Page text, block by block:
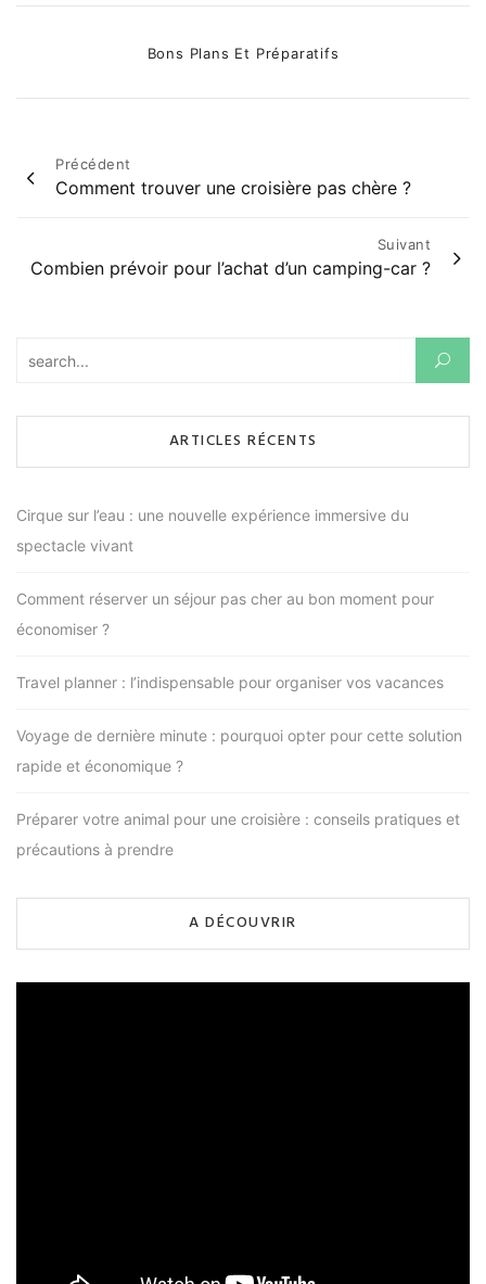
Categories
Bons Plans Et Préparatifs
Navigation
l’article
Précédent
Comment trouver une croisière pas chère ?
Suivant
Combien prévoir pour l’achat d’un camping-car ?
Rechercher :
ARTICLES RÉCENTS
Cirque sur l’eau : une nouvelle expérience immersive du
spectacle vivant
Comment réserver un séjour pas cher au bon moment pour
économiser ?
Travel planner : l’indispensable pour organiser vos vacances
Voyage de dernière minute : pourquoi opter pour cette solution
rapide et économique ?
Préparer votre animal pour une croisière : conseils pratiques et
précautions à prendre
A DÉCOUVRIR